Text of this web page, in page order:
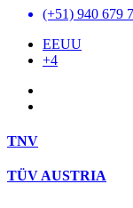
(+51) 940 679
EEUU
+4
TNV
TÜV AUSTRIA